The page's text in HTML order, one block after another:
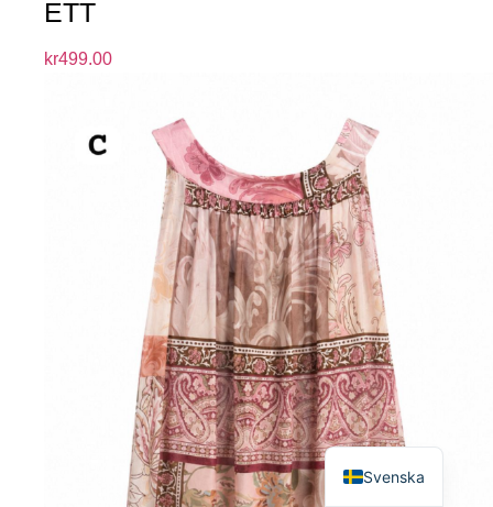
ETT
kr499.00
Svenska
English